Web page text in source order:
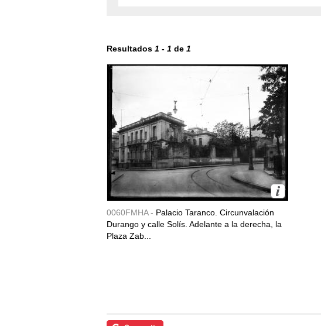
Resultados 1 - 1 de 1
0060FMHA - Palacio Taranco. Circunvalación
Durango y calle Solís. Adelante a la derecha, la
Plaza Zab...